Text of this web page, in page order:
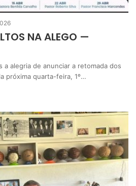
NA ALEGO —
a alegria de anunciar a retomada dos
próxima quarta-feira, 1º…